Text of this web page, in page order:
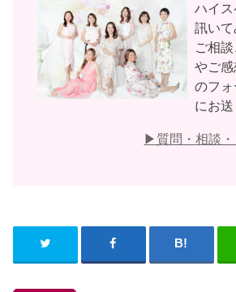
ハイ
訊い
ご相
やご
のフ
にお送
▶︎質問・相談・